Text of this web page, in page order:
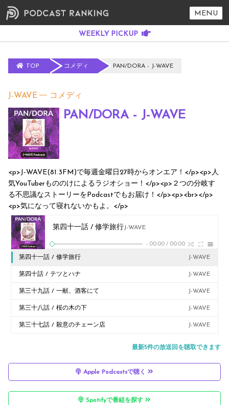
MENU
TOP コメディ PAN/DORA - J-WAVE
J-WAVE コメディ
PAN/DORA - J-WAVE
<p>J-WAVE(81.3FM)で毎週金曜日27時からオンエア！</p><p>人
気YouTuberもののけによるラジオショー！</p><p>２つの分岐す
る不思議なストーリーをPodcastでもお届け！</p><p><br></p>
<p>気になって寝れないかもよ。</p>
第四十一話 / 修学旅行 J-WAVE
- 00:00 / 00:00
第四十一話 / 修学旅行 J-WAVE
第四十話 / テツとハナ J-WAVE
第三十九話 / 一献、酒客にて J-WAVE
第三十八話 / 桜の木の下 J-WAVE
第三十七話 / 殺意のチェーン店 J-WAVE
最新5件の放送回を聴取できます
Apple Podcastsで聴く
Spotifyで番組を探す